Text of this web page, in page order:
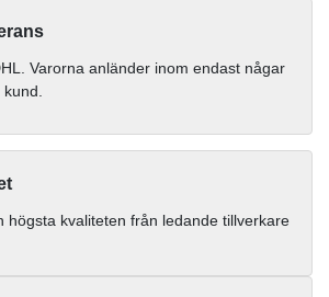
Varorna anländer inom endast någar
kund.
högsta kvaliteten från ledande tillverkare